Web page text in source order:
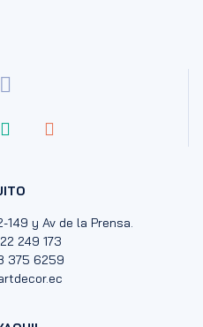
149 y Av de la Prensa.
249 173
375 6259